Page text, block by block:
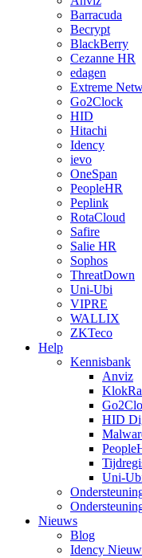
Barracuda
Becrypt
BlackBerry
Cezanne HR
edagen
Extreme
Go2Clock
HID
Hitachi
Idency
ievo
OneSpan
PeopleHR
Peplink
RotaCloud
Safire
Salie HR
Sophos
ThreatDown
Uni-Ubi
VIPRE
WALLIX
ZKTeco
Help
Kennisbank
Anviz
HID
Uni-
Nieuws
Blog
Idency